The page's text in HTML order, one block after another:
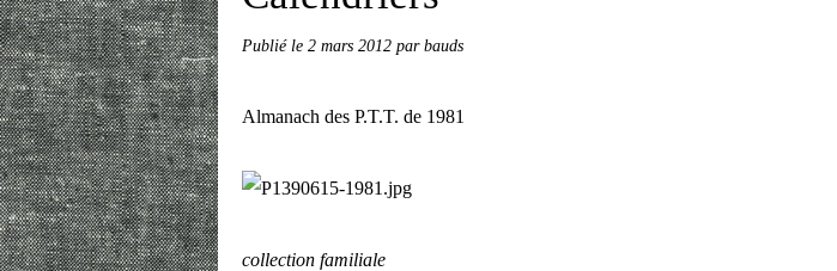
Publié le 2 mars 2012 par bauds
Almanach des P.T.T. de 1981
collection familiale